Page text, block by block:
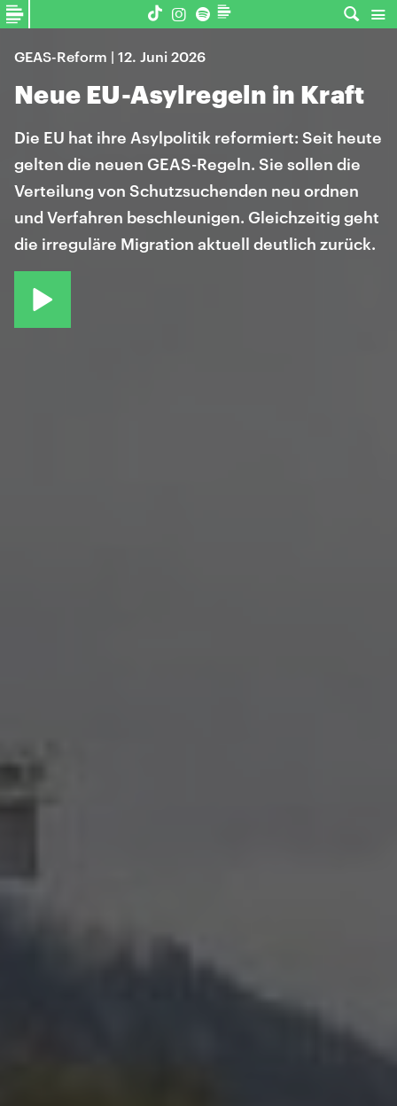
GEAS-Reform | 12. Juni 2026
Neue EU-Asylregeln in Kraft
Die EU hat ihre Asylpolitik reformiert: Seit heute
gelten die neuen GEAS-Regeln. Sie sollen die
Verteilung von Schutzsuchenden neu ordnen
und Verfahren beschleunigen. Gleichzeitig geht
die irreguläre Migration aktuell deutlich zurück.